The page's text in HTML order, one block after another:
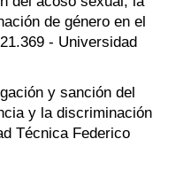
de género en el
- Universidad
y sanción del
y la discriminación
Técnica Federico